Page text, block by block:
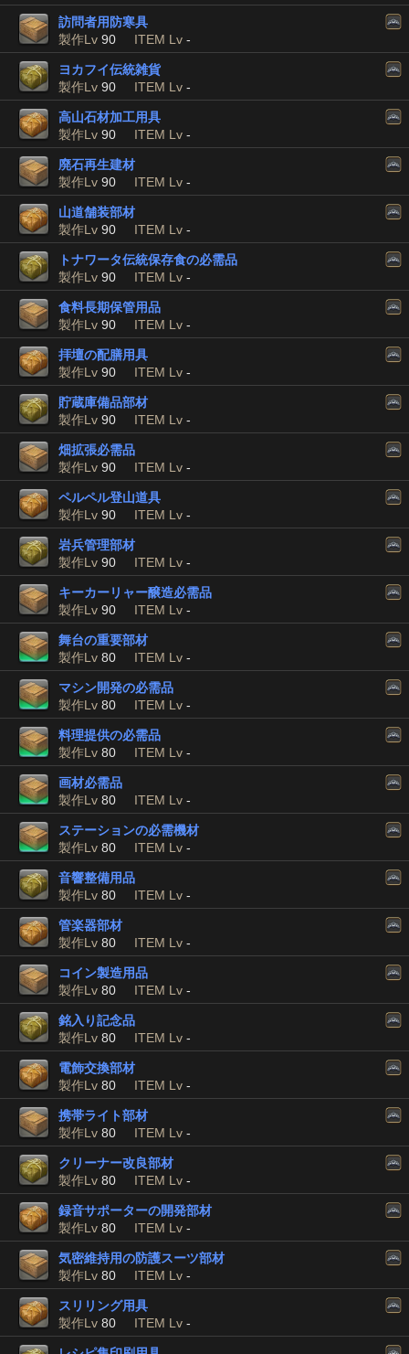
訪問者用防寒具
製作Lv 90 ITEM Lv -
ヨカフイ伝統雑貨
製作Lv 90 ITEM Lv -
高山石材加工用具
製作Lv 90 ITEM Lv -
廃石再生建材
製作Lv 90 ITEM Lv -
山道舗装部材
製作Lv 90 ITEM Lv -
トナワータ伝統保存食の必需品
製作Lv 90 ITEM Lv -
食料長期保管用品
製作Lv 90 ITEM Lv -
拝壇の配膳用具
製作Lv 90 ITEM Lv -
貯蔵庫備品部材
製作Lv 90 ITEM Lv -
畑拡張必需品
製作Lv 90 ITEM Lv -
ペルペル登山道具
製作Lv 90 ITEM Lv -
岩兵管理部材
製作Lv 90 ITEM Lv -
キーカーリャー醸造必需品
製作Lv 90 ITEM Lv -
舞台の重要部材
製作Lv 80 ITEM Lv -
マシン開発の必需品
製作Lv 80 ITEM Lv -
料理提供の必需品
製作Lv 80 ITEM Lv -
画材必需品
製作Lv 80 ITEM Lv -
ステーションの必需機材
製作Lv 80 ITEM Lv -
音響整備用品
製作Lv 80 ITEM Lv -
管楽器部材
製作Lv 80 ITEM Lv -
コイン製造用品
製作Lv 80 ITEM Lv -
銘入り記念品
製作Lv 80 ITEM Lv -
電飾交換部材
製作Lv 80 ITEM Lv -
携帯ライト部材
製作Lv 80 ITEM Lv -
クリーナー改良部材
製作Lv 80 ITEM Lv -
録音サポーターの開発部材
製作Lv 80 ITEM Lv -
気密維持用の防護スーツ部材
製作Lv 80 ITEM Lv -
スリリング用具
製作Lv 80 ITEM Lv -